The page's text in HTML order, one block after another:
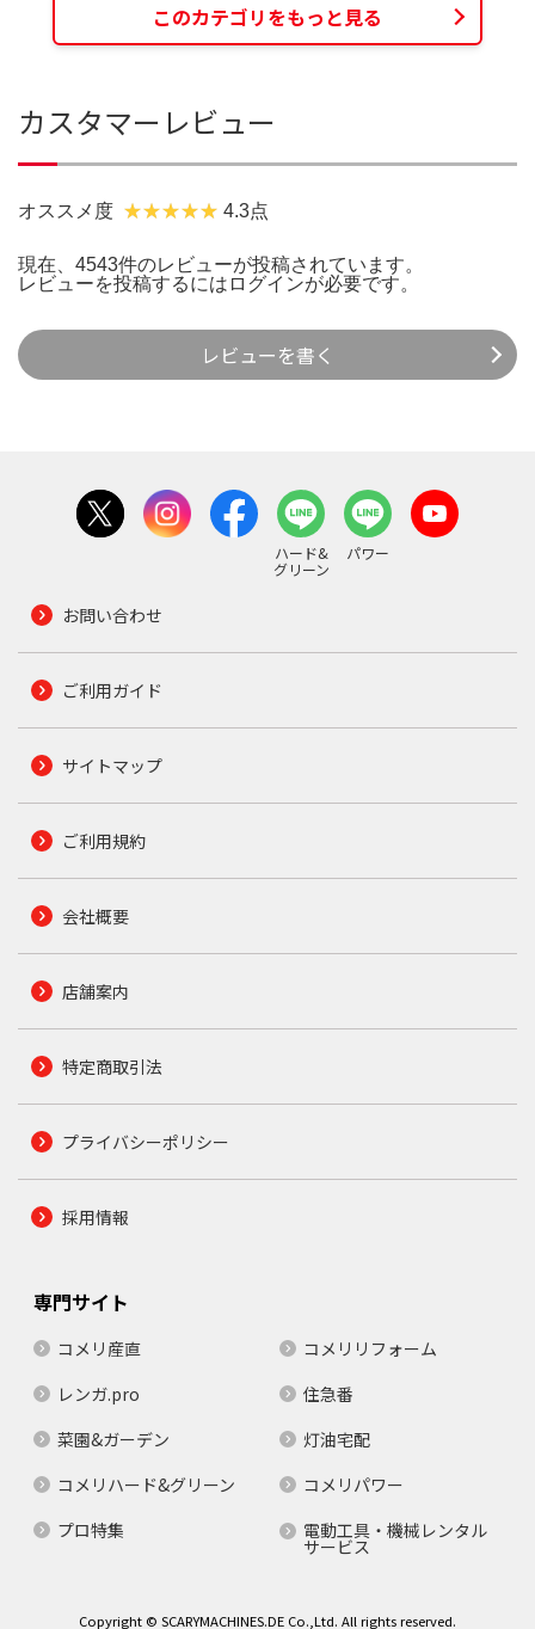
このカテゴリをもっと見る
カスタマーレビュー
オススメ度 4.3点
現在、4543件のレビューが投稿されています。
レビューを投稿するには ログインが必要です。
レビューを書く
ハード&
グリーン
パワー
お問い合わせ
ご利用ガイド
サイトマップ
ご利用規約
会社概要
店舗案内
特定商取引法
プライバシーポリシー
採用情報
専門サイト
コメリ産直
コメリリフォーム
レンガ.pro
住急番
菜園&ガーデン
灯油宅配
コメリハード&グリーン
コメリパワー
プロ特集
電動工具・機械レンタル
サービス
Copyright © SCARYMACHINES.DE Co.,Ltd. All rights reserved.